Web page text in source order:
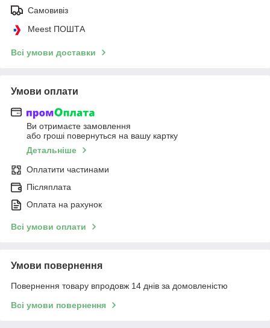
Самовивіз
Meest ПОШТА
Всі умови доставки
Умови оплати
Ви отримаєте замовлення
або гроші повернуться на вашу картку
Детальніше
Оплатити частинами
Післяплата
Оплата на рахунок
Всі умови оплати
Умови повернення
Повернення товару впродовж 14 днів за домовленістю
Всі умови повернення